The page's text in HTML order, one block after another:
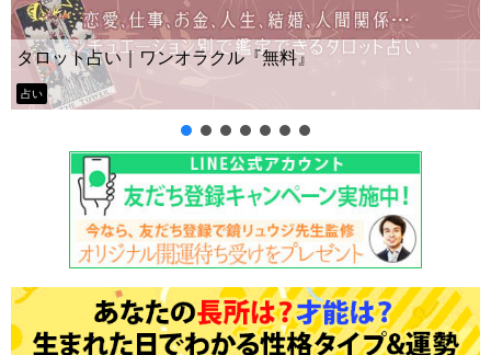
Yes No占い｜無料タロット◆私の質問の答えはイ
ー？
タロット占い